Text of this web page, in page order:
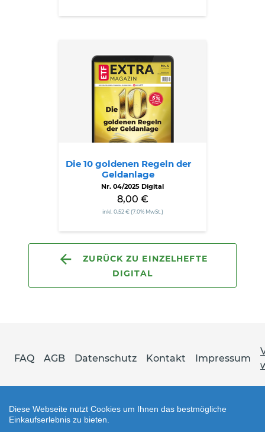
goldenen
Regeln
Geldanlage
Die 10 goldenen Regeln der
Geldanlage
Nr. 04/2025 Digital
8,00 €
inkl. 0,52 € (7.0% MwSt.)
ZURÜCK ZU EINZELHEFTE
DIGITAL
FAQ AGB Datenschutz Kontakt Impressum
Diese Webseite nutzt Cookies um Ihnen das bestmögliche
Einkaufserlebnis zu bieten.